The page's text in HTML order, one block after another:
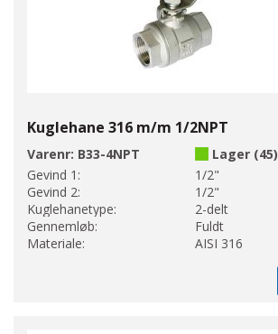
Kuglehane 316 m/m 1/2NPT
Varenr: B33-4NPT
Lager (45)
Gevind 1:
1/2"
Gevind 2:
1/2"
Kuglehanetype:
2-delt
Gennemløb:
Fuldt
Materiale:
AISI 316